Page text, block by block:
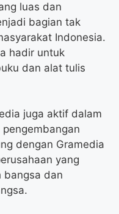
luas dan
bagian tak
Indonesia.
hadir untuk
dan alat tulis
juga aktif dalam
dengan Gramedia
yang
bangsa dan